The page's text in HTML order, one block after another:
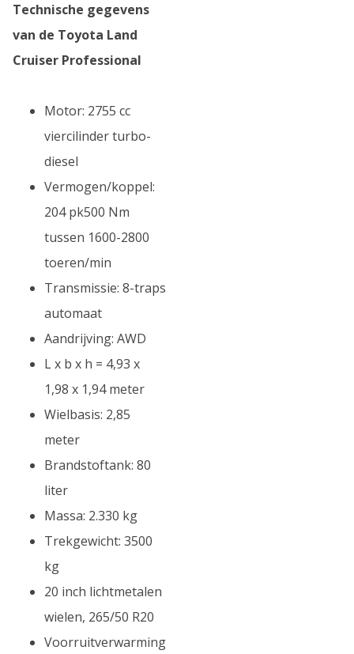
Technische gegevens
van de Toyota Land
Cruiser Professional
Motor: 2755 cc
viercilinder turbo-
diesel
Vermogen/koppel:
204 pk500 Nm
tussen 1600-2800
toeren/min
Transmissie: 8-traps
automaat
Aandrijving: AWD
L x b x h = 4,93 x
1,98 x 1,94 meter
Wielbasis: 2,85
meter
Brandstoftank: 80
liter
Massa: 2.330 kg
Trekgewicht: 3500
kg
20 inch lichtmetalen
wielen, 265/50 R20
Voorruitverwarming